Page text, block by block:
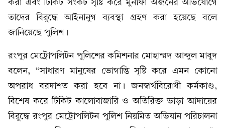
করা এবং টিকিট সংকট সৃষ্টি করে মুনাফা অর্জনের অভিযোগে
তাদের বিরুদ্ধে আইনানুগ ব্যবস্থা গ্রহণ করা হয়েছে বলে
জানিয়েছে পুলিশ।
রংপুর মেট্রোপলিটন পুলিশের কমিশনার মোহাম্মদ আব্দুল মাবুদ
বলেন, “সাধারণ মানুষের ভোগান্তি সৃষ্টি করে এমন কোনো
অপরাধ বরদাশত করা হবে না। জনস্বার্থবিরোধী কর্মকাণ্ড,
বিশেষ করে টিকিট কালোবাজারি ও অতিরিক্ত ভাড়া আদায়ের
বিরুদ্ধে রংপুর মেট্রোপলিটন পুলিশ নিয়মিত অভিযান পরিচালনা